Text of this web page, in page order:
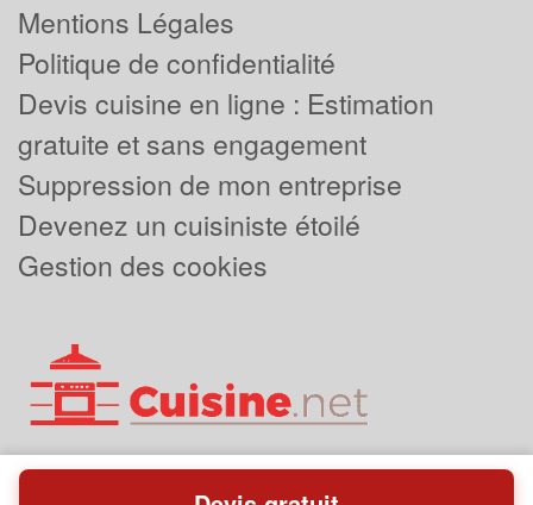
Mentions Légales
Politique de confidentialité
Devis cuisine en ligne : Estimation
gratuite et sans engagement
Suppression de mon entreprise
Devenez un cuisiniste étoilé
Gestion des cookies